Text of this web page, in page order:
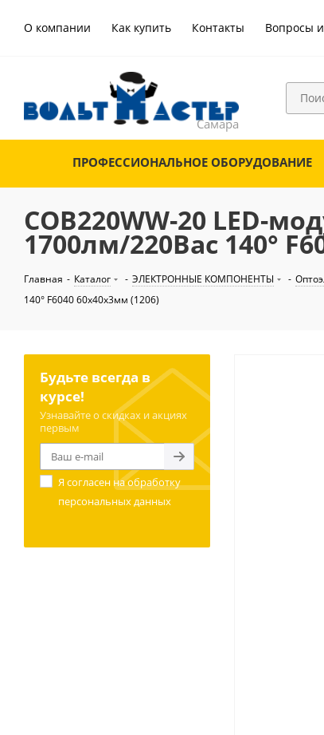
О компании Как купить Контакты Вопросы
ПРОФЕССИОНАЛЬНОЕ ОБОРУДОВАНИЕ
COB220WW-20 LED-
1700лм/220Вac 140°
Главная - Каталог - ЭЛЕКТРОННЫЕ КОМПОНЕНТЫ -
140° F6040 60х40х3мм (1206)
Будьте всегда в
курсе!
Узнавайте о скидках и акциях
первым
Я согласен наобработку
персональных данных